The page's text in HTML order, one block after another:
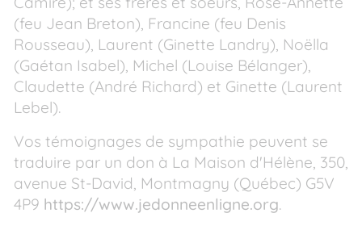
(feu Jean Breton), Francine (feu Denis
Rousseau), Laurent (Ginette Landry), Noëlla
(Gaétan Isabel), Michel (Louise Bélanger),
Claudette (André Richard) et Ginette (Laurent
Lebel).
Vos témoignages de sympathie peuvent se
traduire par un don à La Maison d'Hélène, 350,
avenue St-David, Montmagny (Québec) G5V
4P9 https://www.jedonneenligne.org.